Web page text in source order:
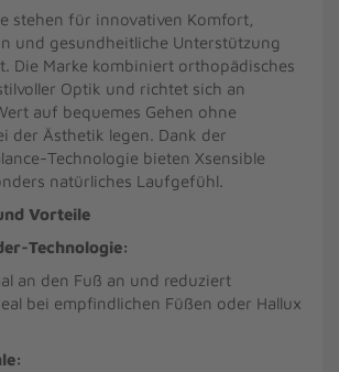
stehen für innovativen Komfort,
und gesundheitliche Unterstützung
Die Marke kombiniert orthopädisches
Optik und richtet sich an
auf bequemes Gehen ohne
der Ästhetik legen. Dank der
Technologie bieten Xsensible
natürliches Laufgefühl.
Vorteile
Technologie:
an den Fuß an und reduziert
bei empfindlichen Füßen oder Hallux